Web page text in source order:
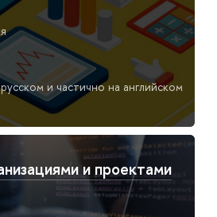
и частично на английском
и проектами